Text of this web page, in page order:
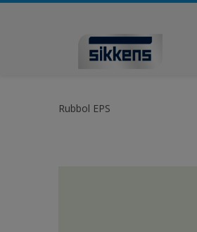
Rubbol EPS